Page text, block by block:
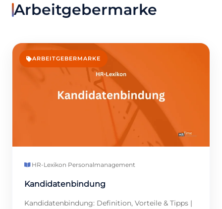
Arbeitgebermarke
ARBEITGEBERMARKE
HR-Lexikon·Personalmanagement
Kandidatenbindung
Kandidatenbindung: Definition, Vorteile & Tipps |